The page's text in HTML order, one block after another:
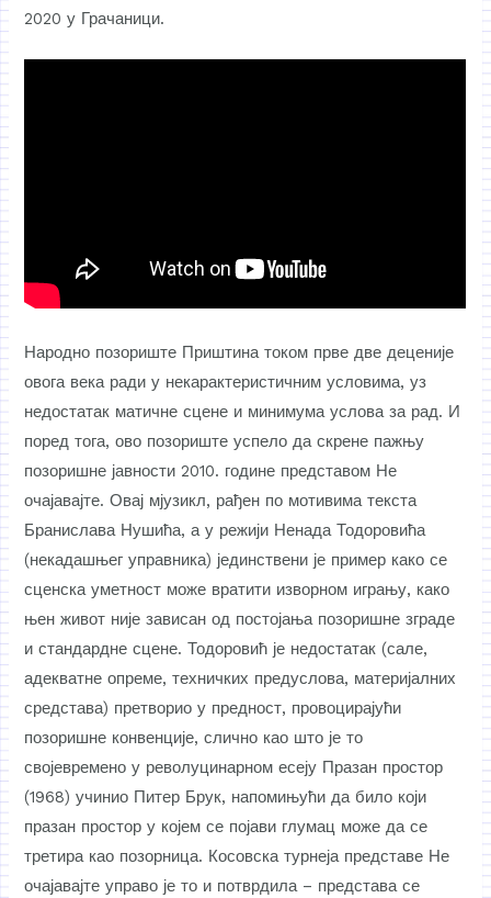
2020 у Грачаници.
Народно позориште Приштина током прве две деценије
овога века ради у некарактеристичним условима, уз
недостатак матичне сцене и минимума услова за рад. И
поред тога, ово позориште успело да скрене пажњу
позоришне јавности 2010. године представом Не
очајавајте. Овај мјузикл, рађен по мотивима текста
Бранислава Нушића, а у режији Ненада Тодоровића
(некадашњег управника) јединствени је пример како се
сценска уметност може вратити изворном игрању, како
њен живот није зависан од постојања позоришне зграде
и стандардне сцене. Тодоровић је недостатак (сале,
адекватне опреме, техничких предуслова, материјалних
средстава) претворио у предност, провоцирајући
позоришне конвенције, слично као што је то
својевремено у револуцинарном есеју Празан простор
(1968) учинио Питер Брук, напомињући да било који
празан простор у којем се појави глумац може да се
третира као позорница. Косовска турнеја представе Не
очајавајте управо је то и потврдила – представа се